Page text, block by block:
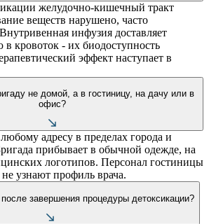
желудочно-кишечный тракт
веществ нарушено, часто
инфузия доставляет
кровоток - их биодоступность
эффект наступает в
не домой, а в гостиницу, на дачу или в
офис?
адресу в пределах города и
прибывает в обычной одежде, на
логотипов. Персонал гостиницы
узнают профиль врача.
завершения процедуры детоксикации?